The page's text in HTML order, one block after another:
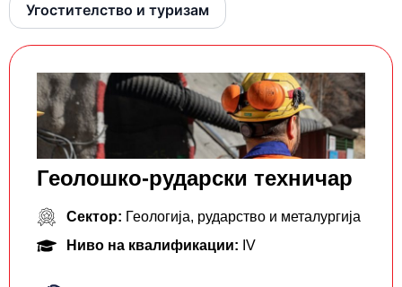
Угостителство и туризам
Геолошко-рударски техничар
Сектор: Геологија, рударство и металургија
Ниво на квалификации: IV